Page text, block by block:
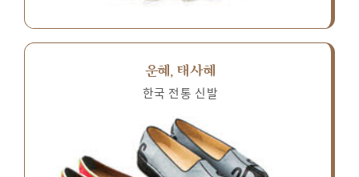
운혜, 태사혜
한국 전통 신발